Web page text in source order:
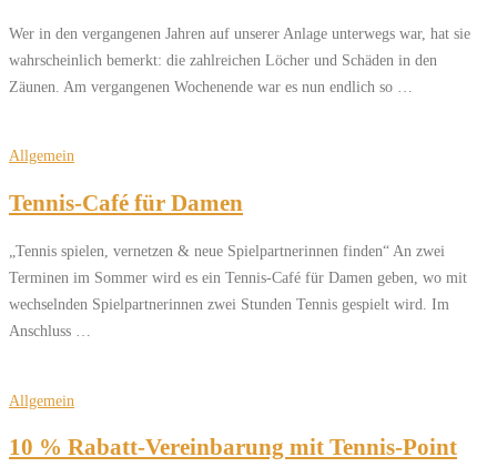
Wer in den vergangenen Jahren auf unserer Anlage unterwegs war, hat sie
wahrscheinlich bemerkt: die zahlreichen Löcher und Schäden in den
Zäunen. Am vergangenen Wochenende war es nun endlich so …
Allgemein
Tennis-Café für Damen
„Tennis spielen, vernetzen & neue Spielpartnerinnen finden“ An zwei
Terminen im Sommer wird es ein Tennis-Café für Damen geben, wo mit
wechselnden Spielpartnerinnen zwei Stunden Tennis gespielt wird. Im
Anschluss …
Allgemein
10 % Rabatt-Vereinbarung mit Tennis-Point